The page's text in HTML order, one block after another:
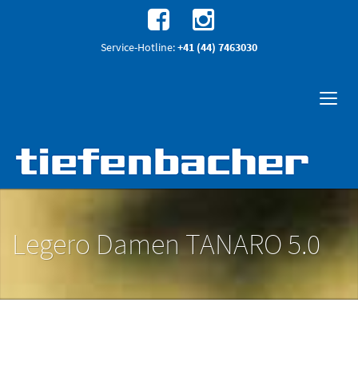
Service-Hotline:+41 (44) 7463030
Legero Damen TANARO 5.0